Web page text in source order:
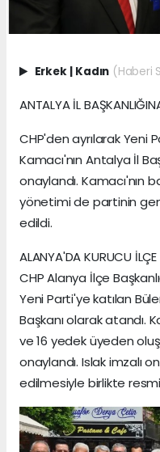
Erkek | Kadın (Haberi
ANTALYA İL
CHP'den ayrılarak Yeni
Kamacı'nın Antalya İl
onaylandı. Kamacı'nın
yönetimi de partinin
edildi.
ALANYA'DA KURUCU
CHP Alanya İlçe
Yeni Parti'ye katılan
Başkanı olarak atandı.
ve 16 yedek üyeden
onaylandı. Islak imzalı
edilmesiyle birlikte